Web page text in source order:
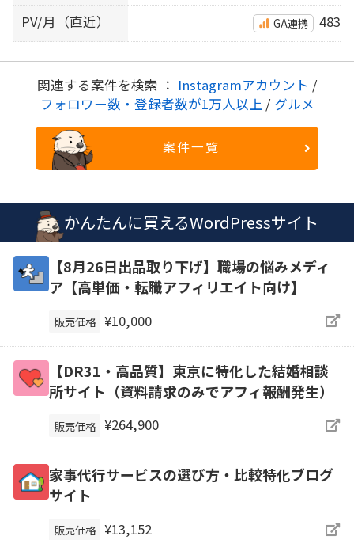
PV/月（直近）
GA連携 483
関連する案件を検索 ： Instagramアカウント /
フォロワー数・登録者数が1万人以上 / グルメ
案件一覧
かんたんに買えるWordPressサイト
【8月26日出品取り下げ】職場の悩みメディ
ア【高単価・転職アフィリエイト向け】
販売価格 ¥10,000
【DR31・高品質】東京に特化した結婚相談
所サイト（資料請求のみでアフィ報酬発生）
販売価格 ¥264,900
家事代行サービスの選び方・比較特化ブログ
サイト
販売価格 ¥13,152